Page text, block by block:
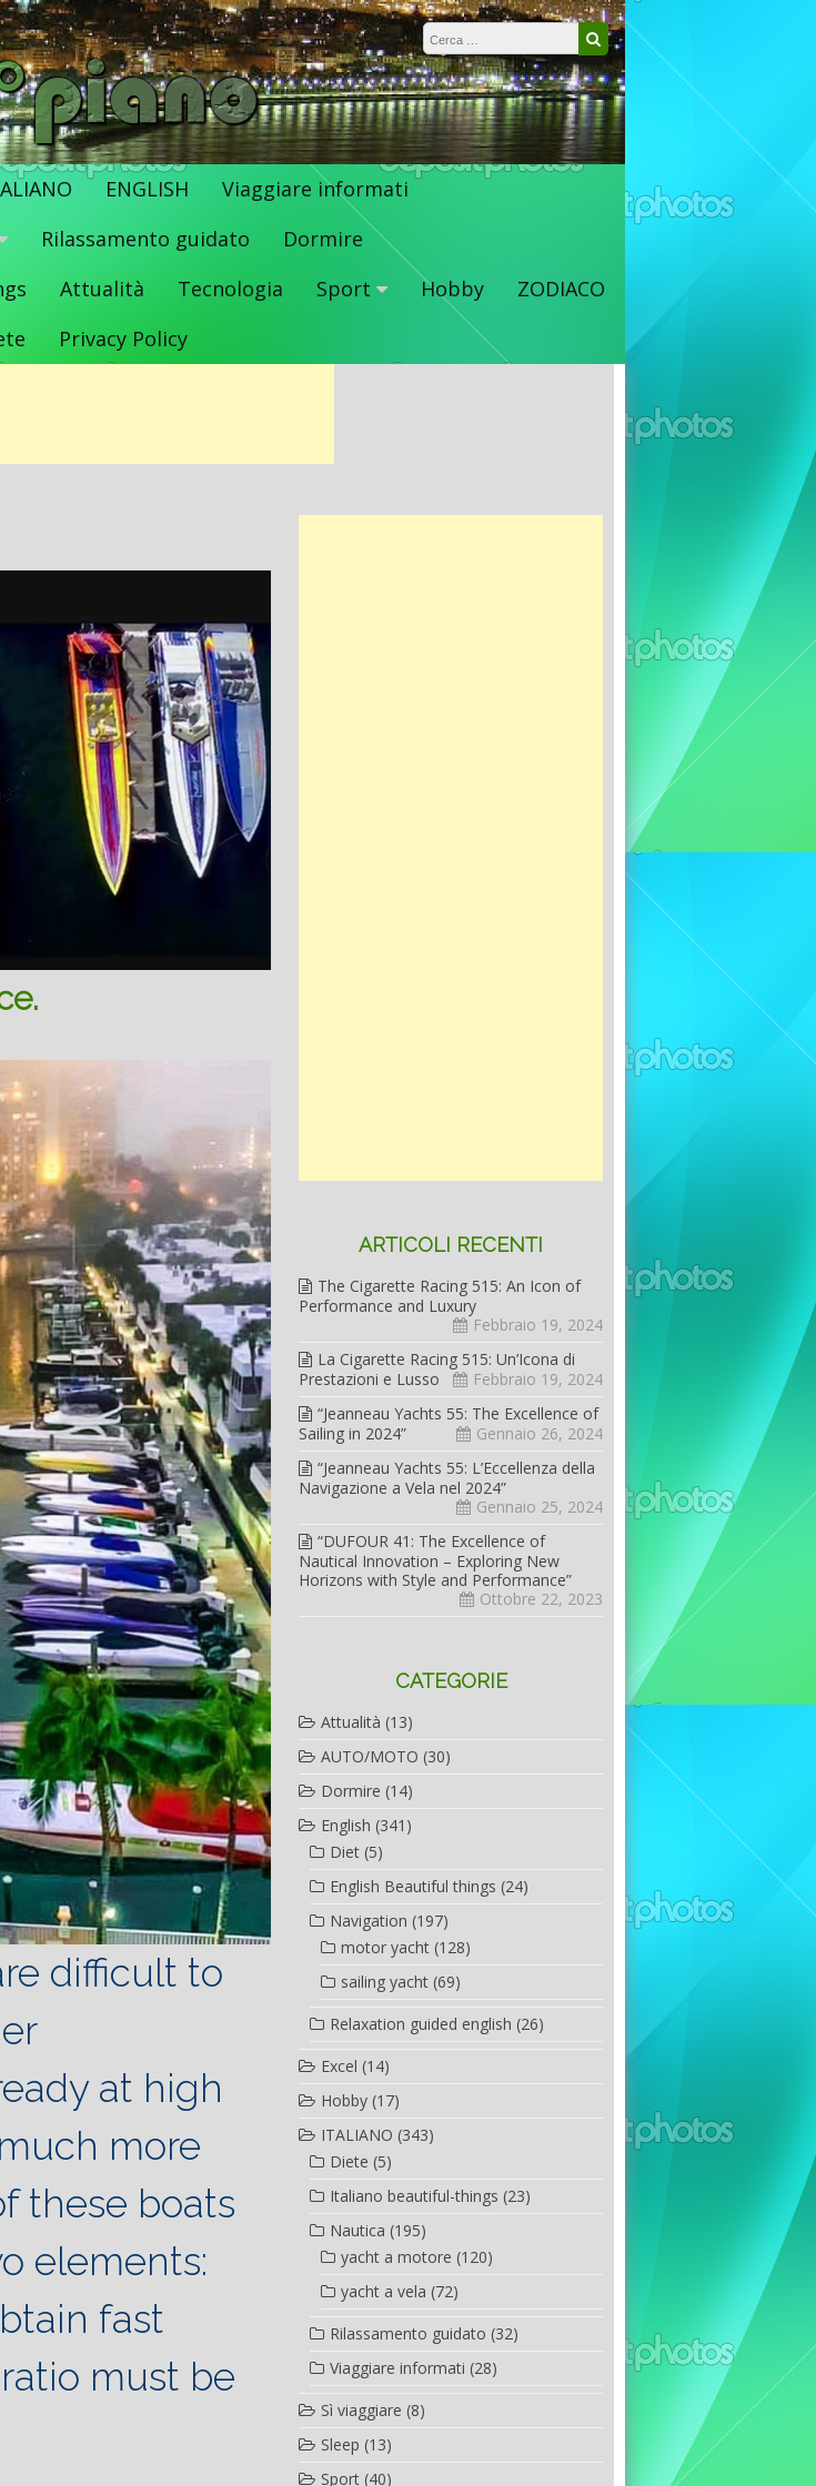
Ricerca per:
Cerca
ENGLISH
Viaggiare informati
Rilassamento guidato
Dormire
Attualità Tecnologia Sport Hobby
ZODIACO
Privacy Policy
difficult to
at high
more
these boats
elements:
fast
must be
ARTICOLI RECENTI
The Cigarette Racing 515: An Icon of
Performance and Luxury
Febbraio 19, 2024
La Cigarette Racing 515: Un’Icona di
Prestazioni e Lusso
Febbraio 19, 2024
“Jeanneau Yachts 55: The Excellence of
Sailing in 2024”
Gennaio 26, 2024
“Jeanneau Yachts 55: L’Eccellenza della
Navigazione a Vela nel 2024”
Gennaio 25, 2024
“DUFOUR 41: The Excellence of
Nautical Innovation – Exploring New
Horizons with Style and Performance”
Ottobre 22, 2023
CATEGORIE
Attualità (13)
AUTO/MOTO (30)
Dormire (14)
English (341)
Diet (5)
English Beautiful things (24)
Navigation (197)
motor yacht (128)
sailing yacht (69)
Relaxation guided english (26)
Excel (14)
Hobby (17)
ITALIANO (343)
Diete (5)
Italiano beautiful-things (23)
Nautica (195)
yacht a motore (120)
yacht a vela (72)
Rilassamento guidato (32)
Viaggiare informati (28)
Sì viaggiare (8)
Sleep (13)
Sport (40)